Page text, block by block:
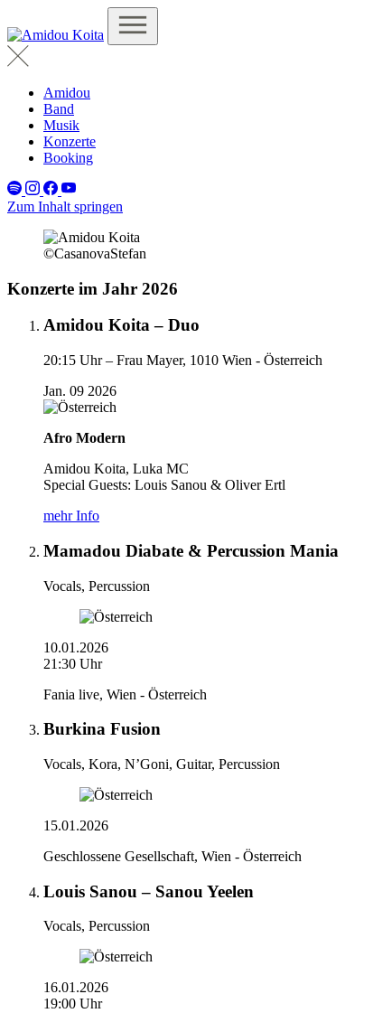
Amidou
Band
Musik
Konzerte
Booking
Zum Inhalt springen
©CasanovaStefan
Konzerte im Jahr 2026
Amidou Koita – Duo
20:15 Uhr – Frau Mayer, 1010 Wien - Österreich
Jan. 09 2026
Afro Modern
Amidou Koita, Luka MC
Special Guests: Louis Sanou & Oliver Ertl
mehr Info
Mamadou Diabate & Percussion Mania
Vocals, Percussion
10.01.2026
21:30 Uhr
Fania live, Wien - Österreich
Burkina Fusion
Vocals, Kora, N’Goni, Guitar, Percussion
15.01.2026
Geschlossene Gesellschaft, Wien - Österreich
Louis Sanou – Sanou Yeelen
Vocals, Percussion
16.01.2026
19:00 Uhr